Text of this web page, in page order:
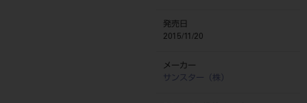
発売日
2015/11/20
メーカー
サンスター（株）